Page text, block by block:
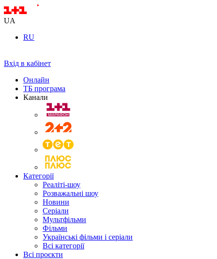
UA
RU
Вхід в кабінет
Онлайн
ТБ програма
Канали
Категорії
Реаліті-шоу
Розважальні шоу
Новини
Серіали
Мультфільми
Фільми
Українські фільми і серіали
Всі категорії
Всі проєкти